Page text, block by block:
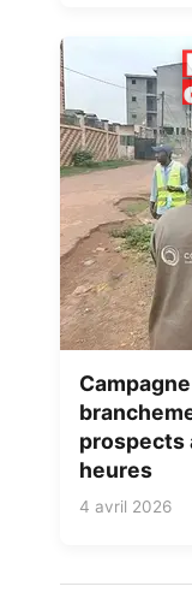
prospects
heures
4 avril 2026